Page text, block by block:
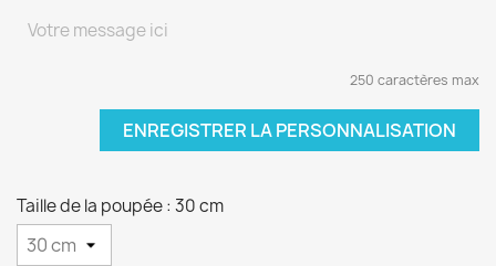
250 caractères max
ENREGISTRER LA PERSONNALISATION
Taille de la poupée : 30 cm